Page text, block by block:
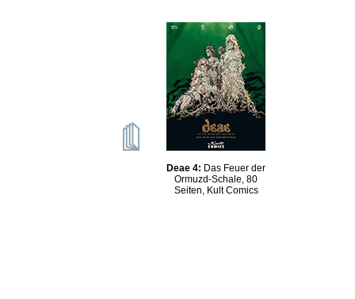
Deae 4: Das Feuer der
Ormuzd-Schale, 80
Seiten, Kult Comics